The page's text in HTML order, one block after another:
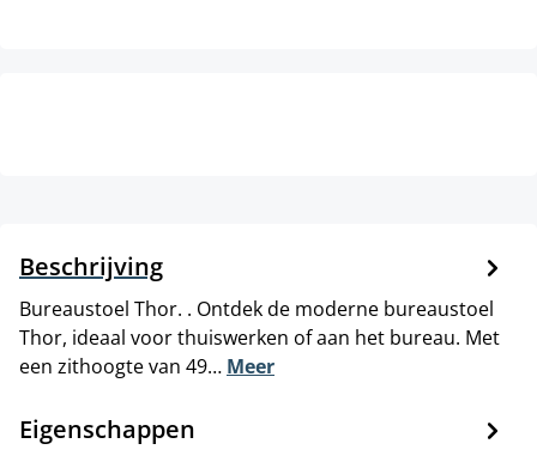
Beschrijving
Bureaustoel Thor. . Ontdek de moderne bureaustoel
Thor, ideaal voor thuiswerken of aan het bureau. Met
een zithoogte van 49… Meer
Eigenschappen